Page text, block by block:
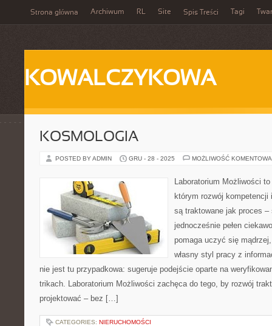
Strona główna Archiwum RL Site Spis Treści Tagi
KOWALCZYKOWA
KOSMOLOGIA
POSTED BY ADMIN GRU - 28 - 2025 MOŻLIWOŚĆ
Laboratorium Możliwości
którym rozwój
są traktowane jak proces
jednocześnie pełen
pomaga uczyć się
własny styl pracy z
nie jest tu przypadkowa: sugeruje podejście oparte na
trikach. Laboratorium Możliwości zachęca do tego, by rozwój
projektować – bez […]
CATEGORIES: NIERUCHOMOŚCI